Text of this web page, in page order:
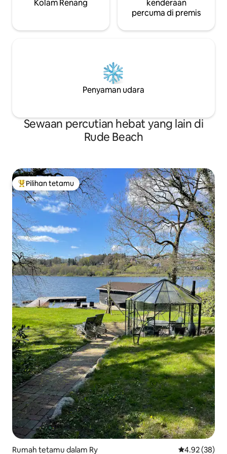
Kolam Renang
kenderaan
percuma di premis
Penyaman udara
Sewaan percutian hebat yang lain di
Rude Beach
Pilihan utama tetamu
Pilihan tetamu
Rumah tetamu dalam Ry Penarafan
4.92 (38)